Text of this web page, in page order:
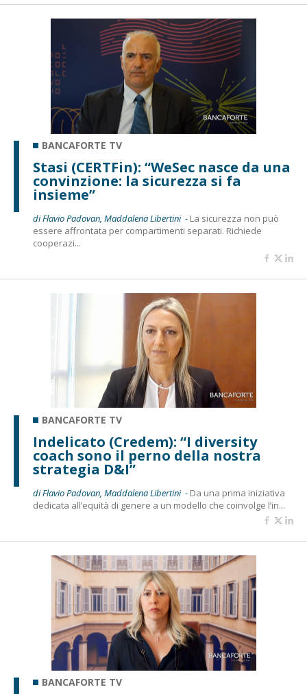
BANCAFORTE TV
Stasi (CERTFin): “WeSec nasce da una
convinzione: la sicurezza si fa
insieme”
di Flavio Padovan, Maddalena Libertini - La sicurezza non può
essere affrontata per compartimenti separati. Richiede
cooperazi...
BANCAFORTE TV
Indelicato (Credem): “I diversity
coach sono il perno della nostra
strategia D&I”
di Flavio Padovan, Maddalena Libertini - Da una prima iniziativa
dedicata all’equità di genere a un modello che coinvolge l’in...
BANCAFORTE TV